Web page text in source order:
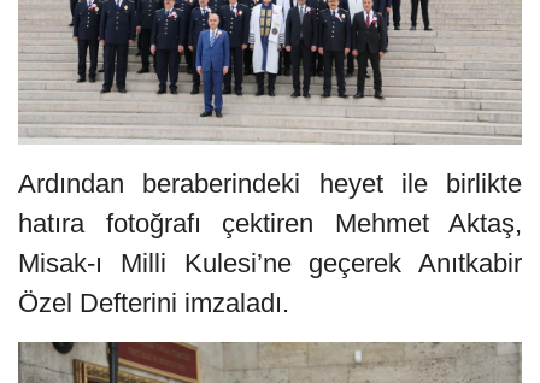
Ardından beraberindeki heyet ile birlikte
hatıra fotoğrafı çektiren Mehmet Aktaş,
Misak-ı Milli Kulesi’ne geçerek Anıtkabir
Özel Defterini imzaladı.